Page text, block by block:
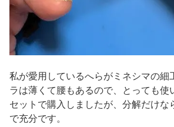
私が愛用しているへらがミネシマの細
ラは薄くて腰もあるので、とっても使
セットで購入しましたが、分解だけな
で充分です。